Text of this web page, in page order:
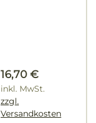
Regulärer Preis:
16,70 €
inkl. MwSt.
zzgl.
Versandkosten